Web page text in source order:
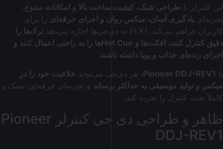
این کنترلر با طراحی شیک، کیفیت ساخت بالا و امکانات متنوع،
تجربه‌ای یادگیری آسان، میکس روان و اجرای حرفه‌ای را برای
کاربران فراهم می‌کند. FLX1 به دی‌جی‌ها اجازه می‌دهد
ترک‌ها را
دقیق کنترل کنند، افکت‌ها و Hot Cueها را به راحتی اعمال کنند و
اجرای زنده‌ای جذاب و پویا داشته باشند.
با Pioneer DDJ-REV1، هر دی‌جی می‌تواند خلاقیت خود را در
میکس و تولید موسیقی به حداکثر برساند و تجربه‌ای حرفه‌ای، سبک و
کاملاً تحت کنترل را تجربه کند.
ظاهر و طراحی دی جی کنترلر Pioneer
DDJ-REV1